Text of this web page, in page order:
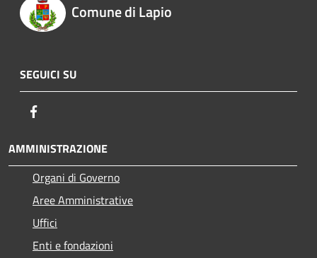
Comune di Lapio
SEGUICI SU
AMMINISTRAZIONE
Organi di Governo
Aree Amministrative
Uffici
Enti e fondazioni